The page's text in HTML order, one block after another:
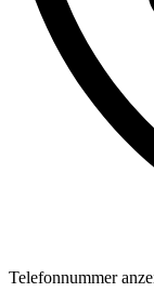
Telefonnummer